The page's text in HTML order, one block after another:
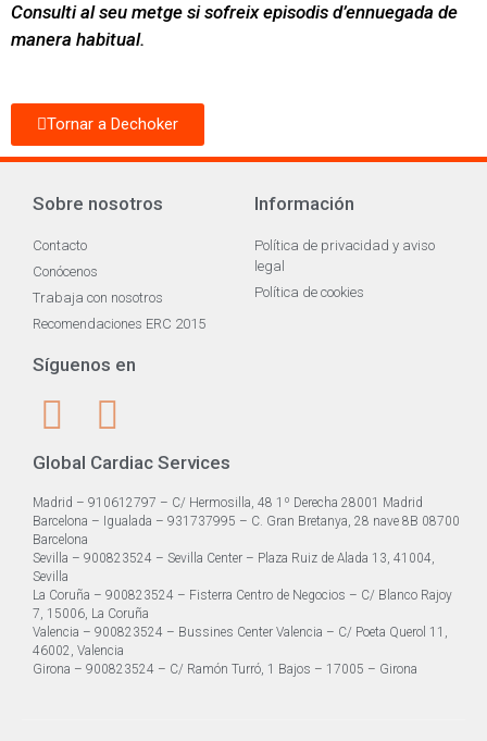
Consulti al seu metge si sofreix episodis d’ennuegada de
manera habitual.
Tornar a Dechoker
Sobre nosotros
Contacto
Conócenos
Trabaja con nosotros
Recomendaciones ERC 2015
Información
Política de privacidad y aviso
legal
Política de cookies
Síguenos en
Global Cardiac Services
Madrid – 910612797 – C/ Hermosilla, 48 1º Derecha 28001 Madrid
Barcelona – Igualada – 931737995 – C. Gran Bretanya, 28 nave 8B 08700
Barcelona
Sevilla – 900823524 – Sevilla Center – Plaza Ruiz de Alada 13, 41004,
Sevilla
La Coruña – 900823524 – Fisterra Centro de Negocios – C/ Blanco Rajoy
7, 15006, La Coruña
Valencia – 900823524 – Bussines Center Valencia – C/ Poeta Querol 11,
46002, Valencia
Girona – 900823524 – C/ Ramón Turró, 1 Bajos – 17005 – Girona